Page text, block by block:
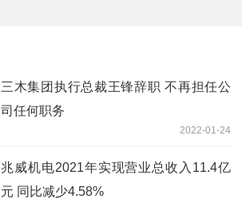
三木集团执行总裁王锋辞职 不再担任公
司任何职务
2022-01-24
兆威机电2021年实现营业总收入11.4亿
元 同比减少4.58%